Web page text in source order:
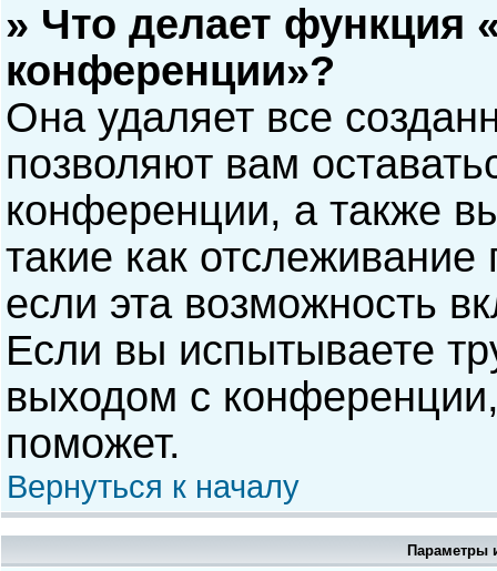
» Что делает функция
конференции»?
Она удаляет все
позволяют вам
конференции, а также
такие как
если эта возможность
Если вы испытываете
выходом с
поможет.
Вернуться к началу
Параметры